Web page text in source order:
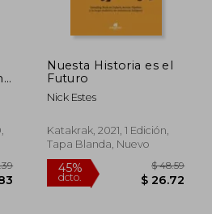
Nuesta Historia es el
Futuro
Nick Estes
Katakrak, 2021, 1 Edición,
Tapa Blanda, Nuevo